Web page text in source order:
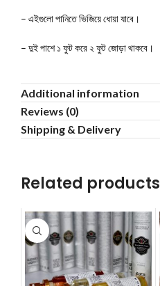
– এইগুলো পানিতে ভিজিয়ে ধোয়া যাবে।
– দুই পাশে ১ ফুট করে ২ ফুট জোড়া থাকবে।
Additional information
Reviews (0)
Shipping & Delivery
Related products